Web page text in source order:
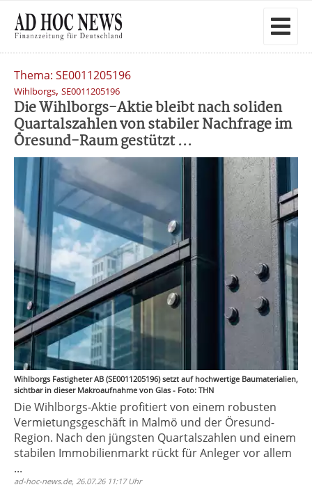
Thema: SE0011205196
Wihlborgs, SE0011205196
Die Wihlborgs-Aktie bleibt nach soliden
Quartalszahlen von stabiler Nachfrage im
Öresund-Raum gestützt ...
Wihlborgs Fastigheter AB (SE0011205196) setzt auf hochwertige Baumaterialien,
sichtbar in dieser Makroaufnahme von Glas - Foto: THN
Die Wihlborgs-Aktie profitiert von einem robusten
Vermietungsgeschäft in Malmö und der Öresund-
Region. Nach den jüngsten Quartalszahlen und einem
stabilen Immobilienmarkt rückt für Anleger vor allem
...
ad-hoc-news.de, 26.07.26 11:17 Uhr